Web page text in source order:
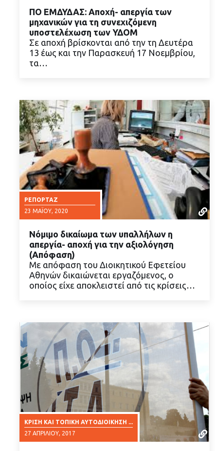
ΔΙΑΒΑΣΤΕ ΠΕΡΙΣΣΟΤΕΡΑ
ΠΟ ΕΜΔΥΔΑΣ: Αποχή- απεργία των
μηχανικών για τη συνεχιζόμενη
υποστελέχωση των ΥΔΟΜ
Σε αποχή βρίσκονται από την τη Δευτέρα
13 έως και την Παρασκευή 17 Νοεμβρίου,
τα…
ΡΕΠΟΡΤΆΖ
23 ΜΑΪ́ΟΥ, 2020
ΔΙΑΒΑΣΤΕ ΠΕΡΙΣΣΟΤΕΡΑ
Νόμιμο δικαίωμα των υπαλλήλων η
απεργία- αποχή για την αξιολόγηση
(Απόφαση)
Με απόφαση του Διοικητικού Εφετείου
Αθηνών δικαιώνεται εργαζόμενος, ο
οποίος είχε αποκλειστεί από τις κρίσεις…
ΚΡΊΣΗ ΚΑΙ ΤΟΠΙΚΉ ΑΥΤΟΔΙΟΊΚΗΣΗ ...
27 ΑΠΡΙΛΊΟΥ, 2017